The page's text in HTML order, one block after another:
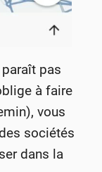
pas
à faire
vous
sociétés
dans la